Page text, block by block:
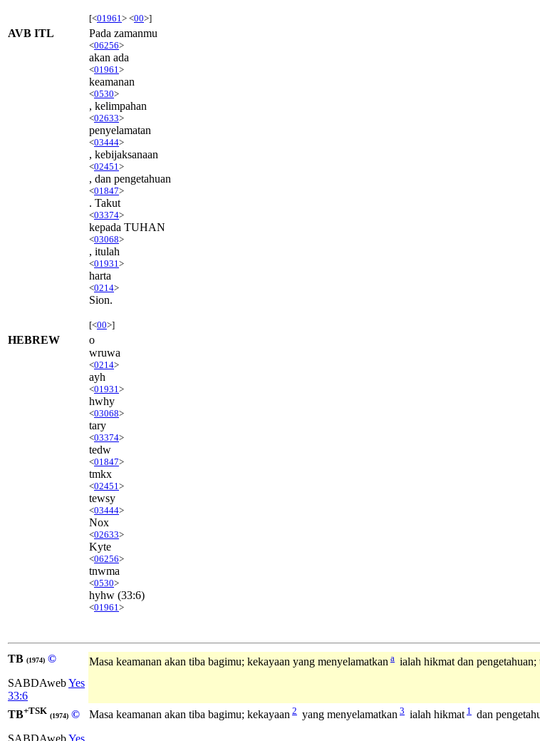
[<01961 > <00>]
AVB ITL Pada zamanmu
<06256>
akan ada
<01961 >
keamanan
<0530>
, kelimpahan
<02633>
penyelamatan
<03444>
, kebijaksanaan
<02451 >
, dan pengetahuan
<01847>
. Takut
<03374>
kepada TUHAN
<03068>
, itulah
<01931 >
harta
<0214>
Sion.
[<00>]
HEBREW
o
wruwa
<0214>
ayh
<01931 >
hwhy
<03068>
tary
<03374>
tedw
<01847>
tmkx
<02451 >
tewsy
<03444>
Nox
<02633>
Kyte
<06256>
tnwma
<0530>
hyhw (33:6)
<01961 >
TB (1974) ©
SABDAwebYes
33:6
Masa keamanan akan tiba bagimu; kekayaan yang menyelamatkan a ialah hikmat dan pengetahuan;
TB+TSK (1974) ©
Masa keamanan akan tiba bagimu; kekayaan 2 yang menyelamatkan 3 ialah hikmat 1 dan